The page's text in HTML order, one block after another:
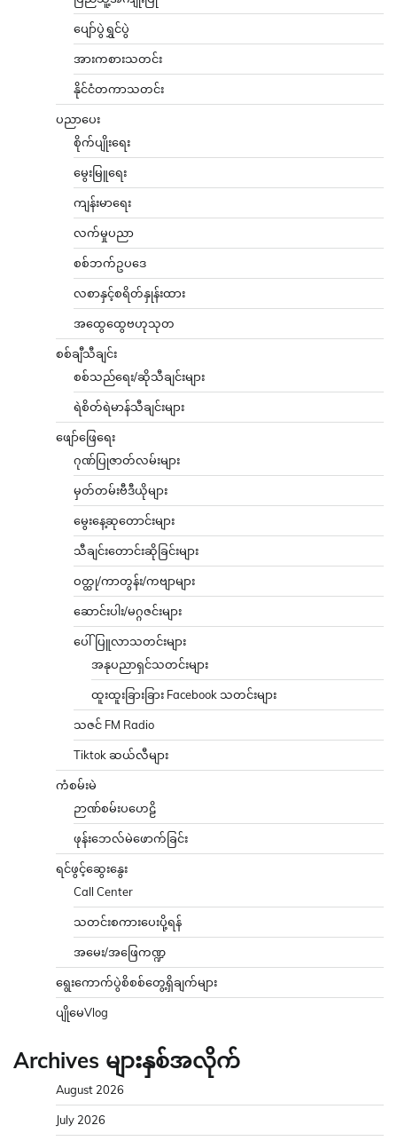
ပျော်ပွဲရွှင်ပွဲ
အားကစားသတင်း
နိုင်ငံတကာသတင်း
ပညာပေး
စိုက်ပျိုးရေး
မွေးမြူရေး
ကျန်းမာရေး
လက်မှုပညာ
စစ်ဘက်ဥပဒေ
လစာနှင့်စရိတ်နှုန်းထား
အထွေထွေဗဟုသုတ
စစ်ချီသီချင်း
စစ်သည်ရေး/ဆိုသီချင်းများ
ရဲစိတ်ရဲမာန်သီချင်းများ
ဖျော်ဖြေရေး
ဂုဏ်ပြုဇာတ်လမ်းများ
မှတ်တမ်းဗီဒီယိုများ
မွေးနေ့ဆုတောင်းများ
သီချင်းတောင်းဆိုခြင်းများ
ဝတ္ထု/ကာတွန်း/ကဗျာများ
ဆောင်းပါး/မဂ္ဂဇင်းများ
ပေါ်ပြူလာသတင်းများ
အနုပညာရှင်သတင်းများ
ထူးထူးခြားခြား Facebook သတင်းများ
သဇင် FM Radio
Tiktok ဆယ်လီများ
ကံစမ်းမဲ
ဉာဏ်စမ်းပဟေဠိ
ဖုန်းဘေလ်မဲဖောက်ခြင်း
ရင်ဖွင့်ဆွေးနွေး
Call Center
သတင်းစကားပေးပို့ရန်
အမေး/အဖြေကဏ္ဍ
ရွေးကောက်ပွဲစိစစ်တွေ့ရှိချက်များ
ပျိုမေVlog
Archives များနှစ်အလိုက်
August 2026
July 2026